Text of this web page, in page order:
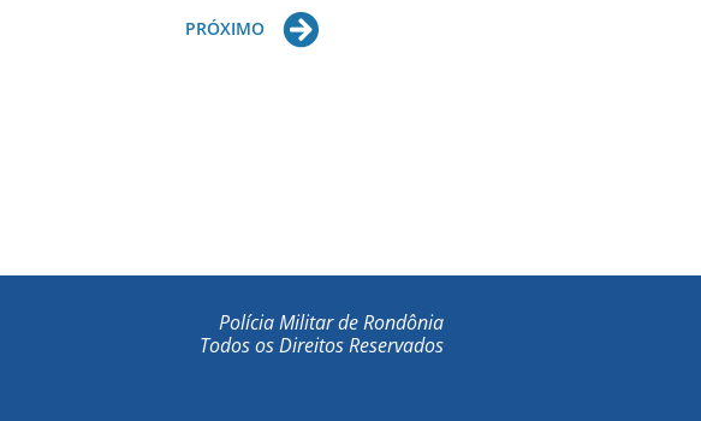
PRÓXIMO Next
Polícia Militar de Rondônia
Todos os Direitos Reservados